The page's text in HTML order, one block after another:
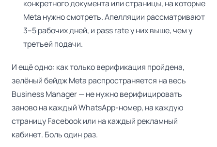
конкретного документа или страницы, на которые
Meta нужно смотреть. Апелляции рассматривают
3–5 рабочих дней, и pass rate у них выше, чем у
третьей подачи.
И ещё одно: как только верификация пройдена,
зелёный бейдж Meta распространяется на весь
Business Manager — не нужно верифицировать
заново на каждый WhatsApp-номер, на каждую
страницу Facebook или на каждый рекламный
кабинет. Боль один раз.